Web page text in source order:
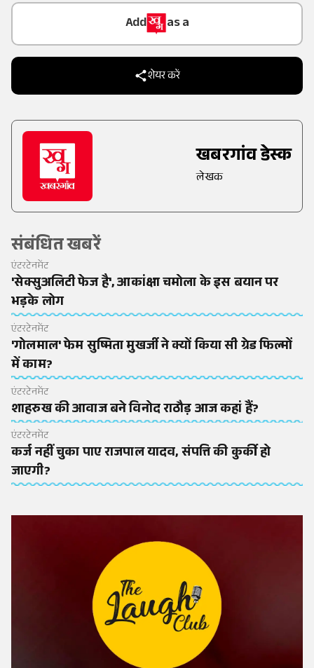
Add
as a
Trusted Source on
शेयर करें
खबरगांव डेस्क
लेखक
संबंधित खबरें
एंटरटेनमेंट
'सेक्सुअलिटी फेज है', आकांक्षा चमोला के इस बयान पर
भड़के लोग
एंटरटेनमेंट
'गोलमाल' फेम सुष्मिता मुखर्जी ने क्यों किया सी ग्रेड फिल्मों
में काम?
एंटरटेनमेंट
शाहरुख की आवाज बने विनोद राठौड़ आज कहां हैं?
एंटरटेनमेंट
कर्ज नहीं चुका पाए राजपाल यादव, संपत्ति की कुर्की हो
जाएगी?